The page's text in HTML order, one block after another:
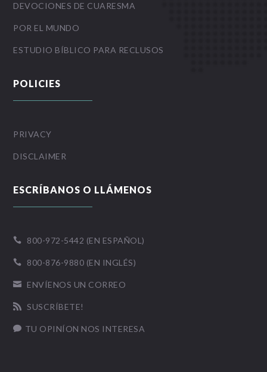
DEVOCIONES DE CUARESMA
POR EL MUNDO
ESTUDIO BÍBLICO PARA RECLUSOS
POLICIES
PRIVACY
DISCLAIMER
ESCRÍBANOS O LLÁMENOS
 800-972-5442 (EN ESPAÑOL)
 800-876-9880 (EN INGLÉS)
 ENVÍENOS UN CORREO
 SUSCRÍBETE!
 TU OPINÍON NOS INTERESA